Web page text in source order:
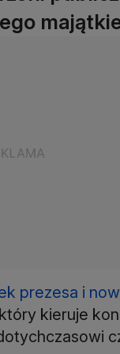
prezesa i
kieruje